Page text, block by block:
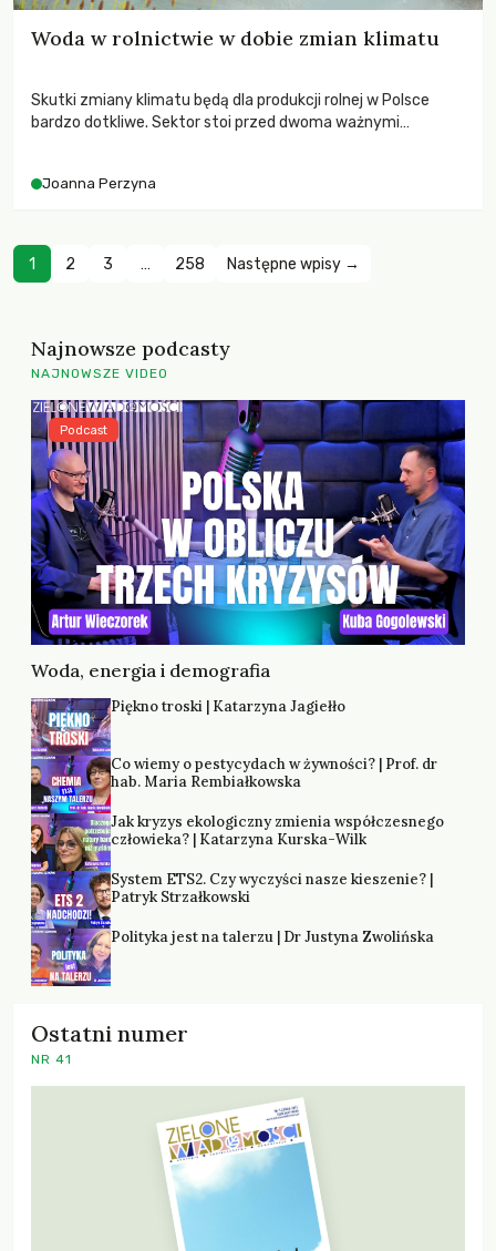
Woda w rolnictwie w dobie zmian klimatu
Skutki zmiany klimatu będą dla produkcji rolnej w Polsce
bardzo dotkliwe. Sektor stoi przed dwoma ważnymi
zachodzących zmian klimatycznych. Wymagać to będzie
Joanna Perzyna
1 2 3 … 258 Następne wpisy →
Najnowsze podcasty
NAJNOWSZE VIDEO
Woda, energia i demografia
Podcast
Piękno troski | Katarzyna Jagiełło
Co wiemy o pestycydach w żywności? | Prof. dr
hab. Maria Rembiałkowska
Jak kryzys ekologiczny zmienia współczesnego
człowieka? | Katarzyna Kurska-Wilk
System ETS2. Czy wyczyści nasze kieszenie? |
Patryk Strzałkowski
Polityka jest na talerzu | Dr Justyna Zwolińska
Ostatni numer
NR 41